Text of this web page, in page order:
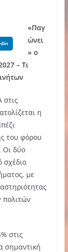
«Παγ
ώνει
» ο
– Τι
η
του φόρου
Οι δύο
σχέδιο
με
πολιτών
στις
σημαντική